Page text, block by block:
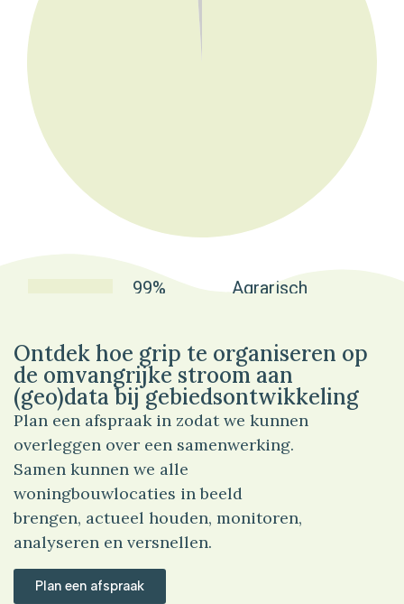
99% Agrarisch
Ontdek hoe grip te organiseren op
de omvangrijke stroom aan
(geo)data bij gebiedsontwikkeling
Plan een afspraak in zodat we kunnen
overleggen over een samenwerking.
Samen kunnen we alle
woningbouwlocaties in beeld
brengen, actueel houden, monitoren,
analyseren en versnellen.
Plan een afspraak